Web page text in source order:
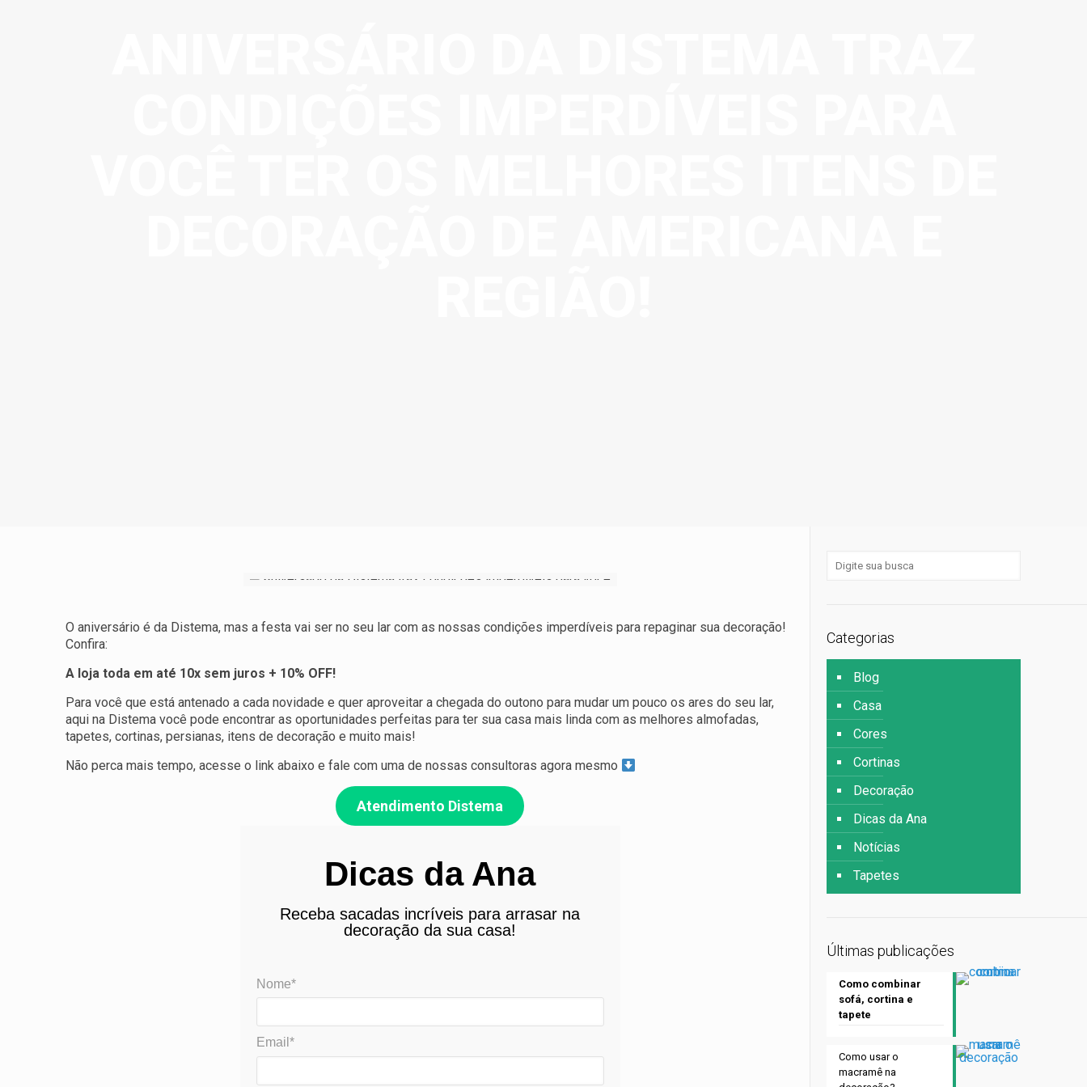
O aniversário é da Distema, mas a festa vai ser no seu lar com as nossas condições imperdíveis para repaginar sua decoração!
Confira:
A loja toda em até 10x sem juros + 10% OFF!
Para você que está antenado a cada novidade e quer aproveitar a chegada do outono para mudar um pouco os ares do seu lar,
aqui na Distema você pode encontrar as oportunidades perfeitas para ter sua casa mais linda com as melhores almofadas,
tapetes, cortinas, persianas, itens de decoração e muito mais!
Não perca mais tempo, acesse o link abaixo e fale com uma de nossas consultoras agora mesmo
Atendimento Distema
Dicas da Ana
Receba sacadas incríveis para arrasar na
decoração da sua casa!
Nome*
Email*
Categorias
Blog
Casa
Cores
Cortinas
Decoração
Dicas da Ana
Notícias
Tapetes
Últimas publicações
Como combinar
sofá, cortina e
tapete
Como usar o
macramê na